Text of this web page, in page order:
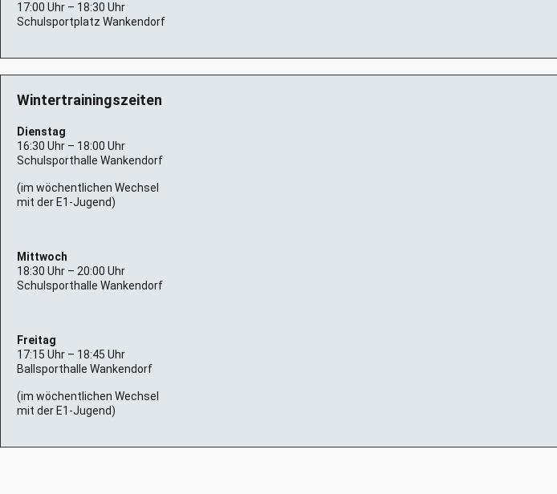
17:00 Uhr – 18:30 Uhr
Schulsportplatz Wankendorf
Wintertrainingszeiten
Dienstag
16:30 Uhr – 18:00 Uhr
Schulsporthalle Wankendorf
(im wöchentlichen Wechsel
mit der E1-Jugend)
Mittwoch
18:30 Uhr – 20:00 Uhr
Schulsporthalle Wankendorf
Freitag
17:15 Uhr – 18:45 Uhr
Ballsporthalle Wankendorf
(im wöchentlichen Wechsel
mit der E1-Jugend)